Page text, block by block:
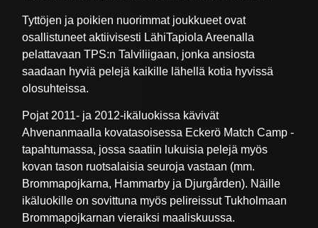
Tyttöjen ja poikien nuorimmat joukkueet ovat
osallistuneet aktiivisesti LähiTapiola Areenalla
pelattavaan TPS:n Talviliigaan, jonka ansiosta
saadaan hyviä pelejä kaikille lähellä kotia hyvissä
olosuhteissa.
Pojat 2011- ja 2012-ikäluokissa kävivät
Ahvenanmaalla kovatasoisessa Eckerö Match Camp -
tapahtumassa, jossa saatiin lukuisia pelejä myös
kovan tason ruotsalaisia seuroja vastaan (mm.
Brommapojkarna, Hammarby ja Djurgården). Näille
ikäluokille on sovittuna myös pelireissut Tukholmaan
Brommapojkarnan vieraiksi maaliskuussa.